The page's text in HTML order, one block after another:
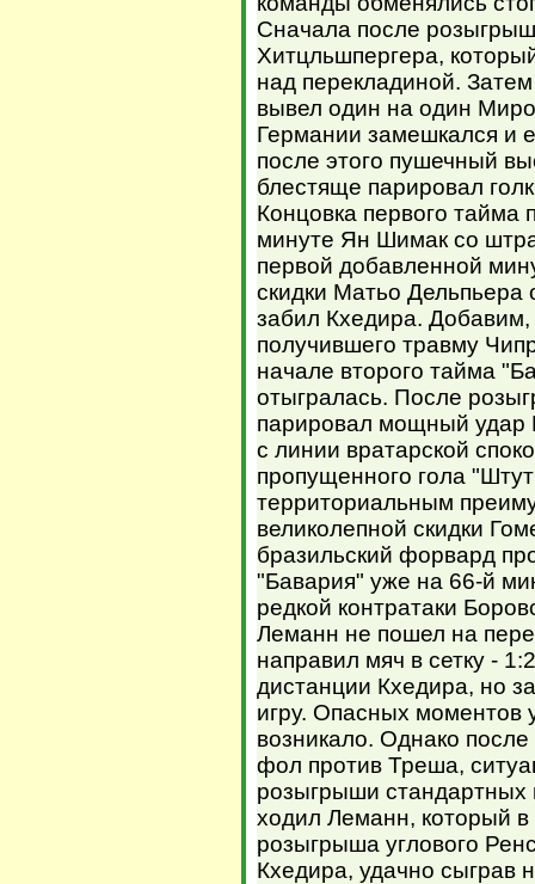
Сначала после
Хитцльшпергера,
над перекладиной.
вывел один на один
Германии замешкался и
после этого пушечный
блестяще парировал
Концовка первого тайма
минуте Ян Шимак со
первой добавленной
скидки Матьо Дельпьера
забил Кхедира.
получившего травму
начале второго тайма
отыгралась. После
парировал мощный удар
с линии вратарской
пропущенного гола
территориальным
великолепной скидки
бразильский форвард
"Бавария" уже на 66-й
редкой контратаки
Леманн не пошел на
направил мяч в сетку -
дистанции Кхедира, но
игру. Опасных моментов
возникало. Однако
фол против Треша,
розыгрыши
ходил Леманн, который в
розыгрыша углового
Кхедира, удачно сыграв